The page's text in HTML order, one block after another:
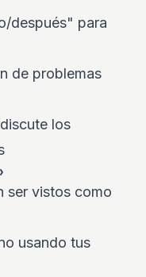
después" para
de problemas
los
ser vistos como
usando tus